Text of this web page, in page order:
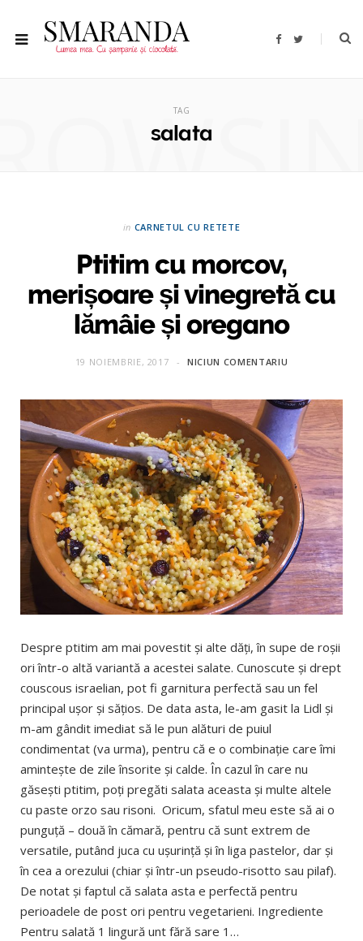
F
T
TAG
salata
in CARNETUL CU RETETE
Ptitim cu morcov,
merișoare și vinegretă cu
lămâie și oregano
19 NOIEMBRIE, 2017 NICIUN COMENTARIU
Despre ptitim am mai povestit și alte dăți, în supe de roșii
ori într-o altă variantă a acestei salate. Cunoscute și drept
couscous israelian, pot fi garnitura perfectă sau un fel
principal ușor și sățios. De data asta, le-am gasit la Lidl și
m-am gândit imediat să le pun alături de puiul
condimentat (va urma), pentru că e o combinație care îmi
amintește de zile însorite și calde. În cazul în care nu
găsești ptitim, poți pregăti salata aceasta și multe altele
cu paste orzo sau risoni. Oricum, sfatul meu este să ai o
punguță – două în cămară, pentru că sunt extrem de
versatile, putând juca cu ușurință și în liga pastelor, dar și
în cea a orezului (chiar și într-un pseudo-risotto sau pilaf).
De notat și faptul că salata asta e perfectă pentru
perioadele de post ori pentru vegetarieni. Ingrediente
Pentru salată 1 lingură unt fără sare 1…